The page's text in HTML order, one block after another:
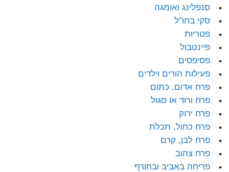
סנפלינג ואומגה
סקי בחו"ל
פטריות
פיינטבול
פסיפסים
פעילות הורים וילדים
פרח אדום, כתום
פרח ורוד או סגול
פרח ירוק
פרח כחול, תכלת
פרח לבן, קרם
פרח צהוב
פריחה באביב ובחורף